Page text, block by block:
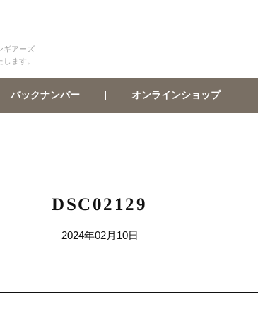
ギアーズ
ます。
バックナンバー オンラインショップ
DSC02129
2024年02月10日